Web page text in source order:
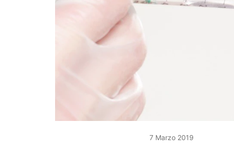
7 Marzo 2019